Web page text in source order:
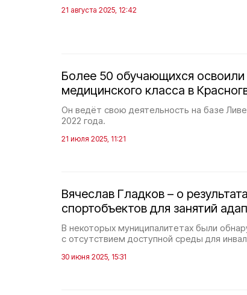
21 августа 2025, 12:42
Более 50 обучающихся
медицинского класса в
Он ведёт свою деятельность на базе
2022 года.
21 июля 2025, 11:21
Вячеслав Гладков – о
спортобъектов для занятий
В некоторых муниципалитетах были
с отсутствием доступной среды для
30 июня 2025, 15:31